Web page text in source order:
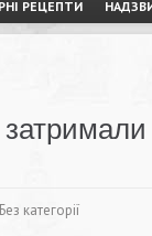
РЕЦЕПТИ
Без категорії